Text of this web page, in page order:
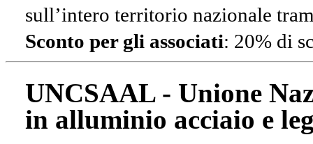
sull’intero territorio nazionale
Sconto per gli associati: 20% di
UNCSAAL - Unione
in alluminio acciaio e